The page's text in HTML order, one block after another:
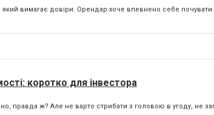
вимагає довіри. Орендар хоче впевнено себе почувати
коротко для інвестора
правда ж? Але не варто стрибати з головою в угоду, не